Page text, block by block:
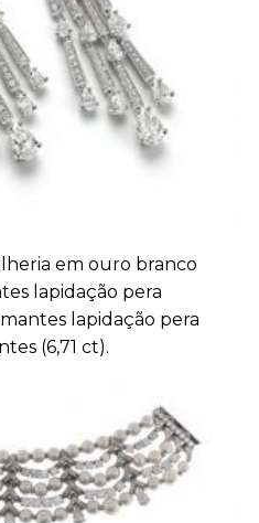
em ouro branco
lapidação pera
lapidação pera
(6,71 ct).